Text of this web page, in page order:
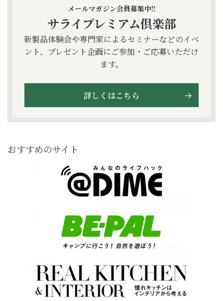
メールマガジン会員募集中!!
サライプレミアム倶楽部
新製品体験会や専門家によるセミナーなどのイベ
ント、プレゼント企画にご参加・ご応募いただけ
ます。
詳しくはこちら
おすすめのサイト